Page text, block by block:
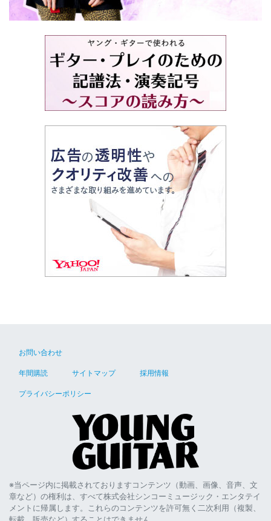
お問い合わせ
年間購読 サイトマップ 採用情報
プライバシーポリシー
※当ページ内に掲載されておりますコンテンツ（動画、画像、音声、文
章など）の権利は、すべて株式会社シンコーミュージック・エンタテイ
メントに帰属します。これらのコンテンツを許可無く二次利用（複製、